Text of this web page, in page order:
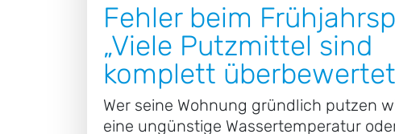
Fehler beim
„Viele Putzmittel sind
komplett
Wer seine Wohnung gründlich putzen
eine ungünstige Wassertemperatur